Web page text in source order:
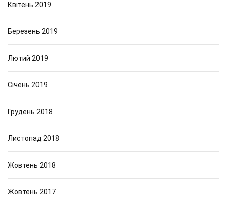
Квітень 2019
Березень 2019
Лютий 2019
Січень 2019
Грудень 2018
Листопад 2018
Жовтень 2018
Жовтень 2017